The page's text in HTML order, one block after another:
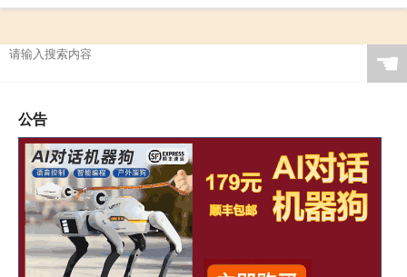
☚
公告